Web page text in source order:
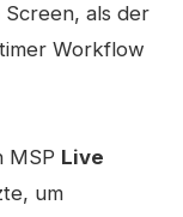
Screen, als der
Workflow
MSP Live
um